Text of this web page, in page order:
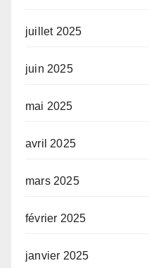
juillet 2025
juin 2025
mai 2025
avril 2025
mars 2025
février 2025
janvier 2025